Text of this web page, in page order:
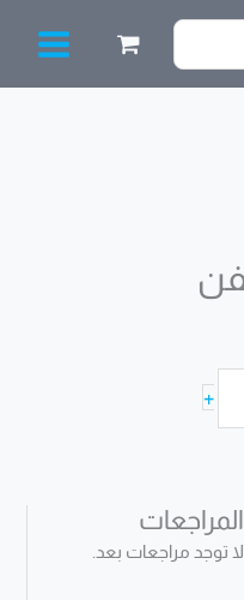
+
المراجعات
لا توجد مراجعات بعد.